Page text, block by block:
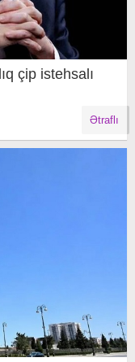
çip istehsalı
Ətraflı